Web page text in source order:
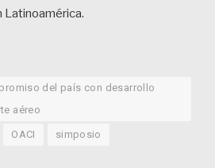
Latinoamérica.
del país con desarrollo
aéreo
OACI simposio